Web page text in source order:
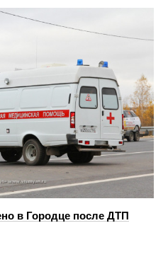
в Городце после ДТП